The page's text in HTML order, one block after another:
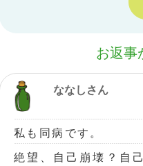
お返事
ななしさん
私も同病です。
絶望、自己崩壊？自